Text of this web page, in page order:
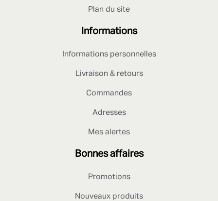
Plan du site
Informations
Informations personnelles
Livraison & retours
Commandes
Adresses
Mes alertes
Bonnes affaires
Promotions
Nouveaux produits